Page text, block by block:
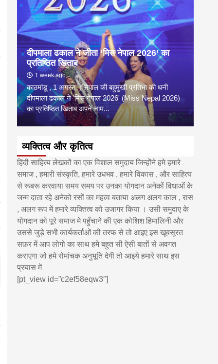
दीपमाला ढकाल ने जीता ‘मिस नेपाल 2026’ का
प्रतिष्ठित खिताब
1 week ago
काठमांडू , 1 अगस्त । नेपाल की बहुमुखी प्रतिभा की धनी
दीपमाला ढकाल ने 'मिस नेपाल 2026' (Miss Nepal 2026)
का प्रतिष्ठित खिताब अपने नाम...
व्यक्तित्व और कृतित्व
हिंदी साहित्य लेखकों का एक विशाल समुदाय जिन्होंने हमे हमारे
समाज , हमारी संस्कृति, हमारे उधभव , हमारे विकास , और साहित्य
से रूबरू करवाया समय समय पर उनका योगदान अनेकों विधाओं के
जन्म दाता रहे अनेको रसों का महत्व बताया अलग अलग काल , रास
, अलग रूप में हमारे व्यक्तित्व को उजागर किया । उसी समुदाए के
योगदान को पूरे समाज मे पहुँचाने की एक कोशिश हिमालिनी और
उससे जुड़े सभी कार्यकर्ताओं की तरफ से तो आइए इस खूबसूरत
सफ़र में आप लोगो का साथ हमे बहुत सी ऐसी बातों से अवगत
कराएगा जो हमे रोमांचक अनुभूति देगी तो आइये हमारे साथ इस
प्रयास में
[pt_view id=”c2ef58eqw3″]